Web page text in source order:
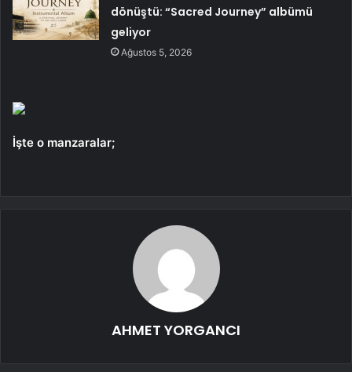
dönüştü: “Sacred Journey” albümü
geliyor
Ağustos 5, 2026
İşte o manzaralar;
AHMET YORGANCI